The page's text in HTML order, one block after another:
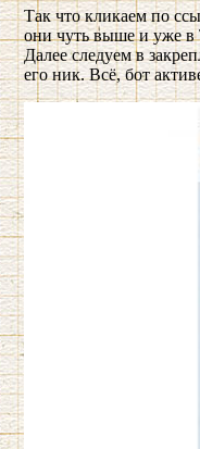
Так что кликаем по
они чуть выше и уже в
Далее следуем в
его ник. Всё, бот